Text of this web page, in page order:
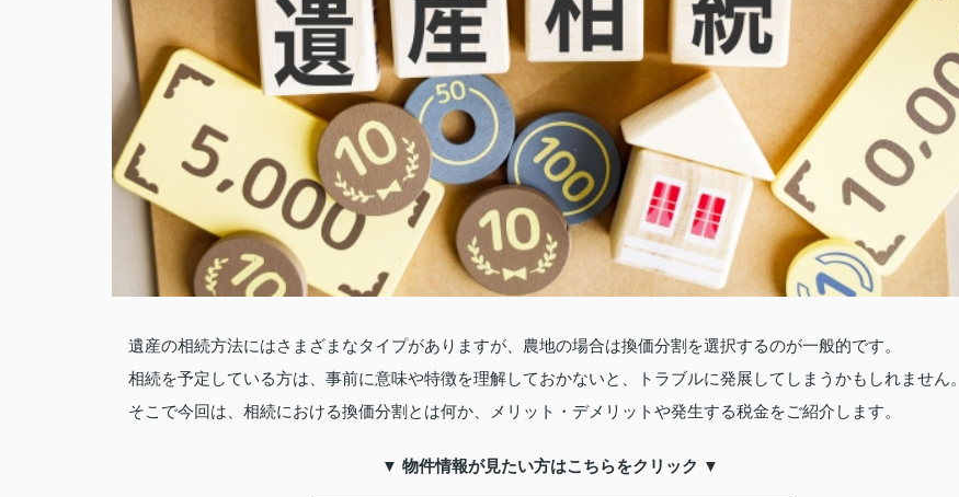
遺産の相続方法にはさまざまなタイプがありますが、農地の場合は換価分割を選択するのが一般的です。
相続を予定している方は、事前に意味や特徴を理解しておかないと、トラブルに発展してしまうかもしれません。
そこで今回は、相続における換価分割とは何か、メリット・デメリットや発生する税金をご紹介します。
▼ 物件情報が見たい方はこちらをクリック ▼